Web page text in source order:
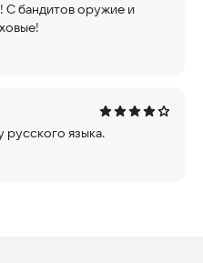
С бандитов оружие и
русского языка.